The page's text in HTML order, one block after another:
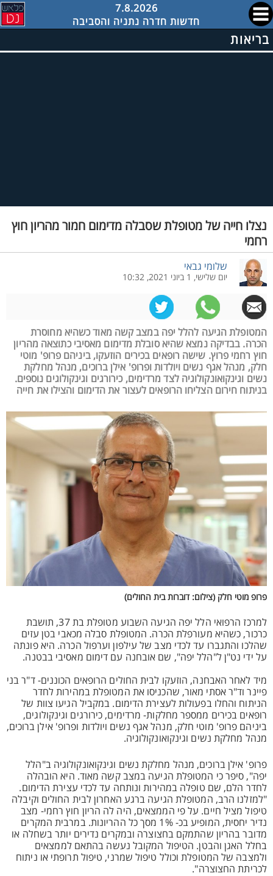
7.8.2026
חדשות חדרה נתניה והסביבה
בריאות
נצלו חייה של מטופלת שסבלה מדימום חמור מהריון חוץ
רחמי
שלומי גבאי
יום שלישי, 1 ביוני 2021, 10:32
המטופלת הגיעה להלל יפה במצב קשה מאוד כשהיא מחוסרת
הכרה. בבדיקה נמצא שהיא סובלת מדימום מאסיבי כתוצאה מהריון
חוץ רחמי פרוץ. שישה רופאים בכירים הוזעקו, ביניהם פרופ' מוטי
חלק, מנהל אגף נשים ויולדות ופרופ' אילן ברוכים, מנהל מחלקת
נשים וגינקואונקולוגיה לצד מרדימים, כירורגים וגינקולוגים נוספים.
בניתוח חירום הצליחו הרופאים לעצור את הדימום והצילו את חייה
פרופ מוטי חלק (צילום: דוברות בית החולים)
למרכז הרפואי הלל יפה הגיעה השבוע מטופלת בת 37, תושבת
כרכור, כשהיא מעורפלת הכרה. המטופלת סבלה מכאבי בטן עזים
שהלכו והתגברו עד לכדי מצב של עילפון וערפול הכרה. היא פונתה
על ידי נט"ן ל"הלל יפה", שם אובחנה עם דימום מאסיבי בבטנה.
מיד לאחר האבחנה, הוזעקו לבית החולים הרופאים הכוננים- ד"ר בני
פיינר וד"ר אסתי מאור, שהכניסו את המטופלת במהירות לחדר
הניתוח והחלו בפעולות לעצירת הדימום. במקביל הגיעו צוות של
רופאים בכירים ממספר מחלקות- מרדימים, כירורגים וגינקולוגים,
ביניהם פרופ' מוטי חלק, מנהל אגף נשים ויולדות ופרופ' אילן ברוכים,
מנהל מחלקת נשים וגינקואונקולוגיה.
פרופ' אילן ברוכים, מנהל מחלקת נשים וגינקואונקולוגיה ב"הלל
יפה", סיפר כי המטופלת הגיעה במצב קשה מאוד. היא הובהלה
לחדר הלם, שם טופלה במהירות ונותחה עד לכדי עצירת הדימום.
"למזלנו הרב, המטופלת הגיעה ברגע האחרון לבית החולים וקיבלה
טיפול מציל חיים. על פי הממצאים, היה לה הריון חוץ רחמי- מצב
נדיר יחסית, המופיע בכ- 1% מסך כל ההריונות. במרבית המקרים
מדובר בהריון שהתמקם בחצוצרה ובמקרים נדירים יותר בשחלה או
בחלל האגן והבטן. הטיפול המקובל נעשה בהתאם לממצאים
ולמצבה של המטופלת וכולל טיפול שמרני, טיפול תרופתי או ניתוח
לכריתת החצוצרה".